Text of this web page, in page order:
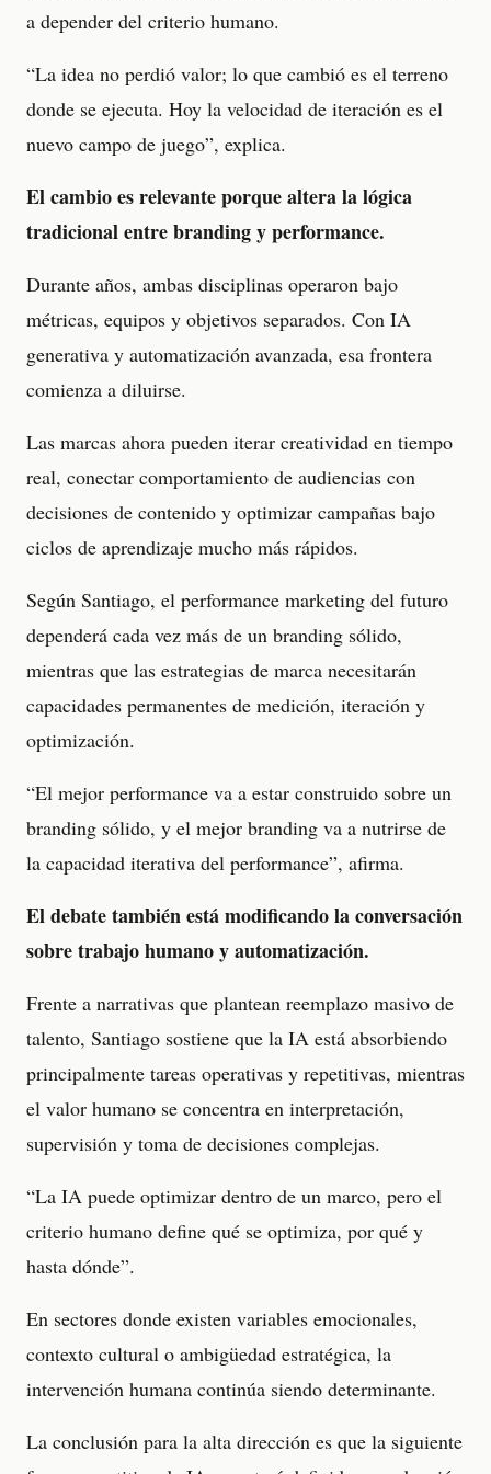
a depender del criterio humano.
“La idea no perdió valor; lo que cambió es el terreno
donde se ejecuta. Hoy la velocidad de iteración es el
nuevo campo de juego”, explica.
El cambio es relevante porque altera la lógica
tradicional entre branding y performance.
Durante años, ambas disciplinas operaron bajo
métricas, equipos y objetivos separados. Con IA
generativa y automatización avanzada, esa frontera
comienza a diluirse.
Las marcas ahora pueden iterar creatividad en tiempo
real, conectar comportamiento de audiencias con
decisiones de contenido y optimizar campañas bajo
ciclos de aprendizaje mucho más rápidos.
Según Santiago, el performance marketing del futuro
dependerá cada vez más de un branding sólido,
mientras que las estrategias de marca necesitarán
capacidades permanentes de medición, iteración y
optimización.
“El mejor performance va a estar construido sobre un
branding sólido, y el mejor branding va a nutrirse de
la capacidad iterativa del performance”, afirma.
El debate también está modificando la conversación
sobre trabajo humano y automatización.
Frente a narrativas que plantean reemplazo masivo de
talento, Santiago sostiene que la IA está absorbiendo
principalmente tareas operativas y repetitivas, mientras
el valor humano se concentra en interpretación,
supervisión y toma de decisiones complejas.
“La IA puede optimizar dentro de un marco, pero el
criterio humano define qué se optimiza, por qué y
hasta dónde”.
En sectores donde existen variables emocionales,
contexto cultural o ambigüedad estratégica, la
intervención humana continúa siendo determinante.
La conclusión para la alta dirección es que la siguiente